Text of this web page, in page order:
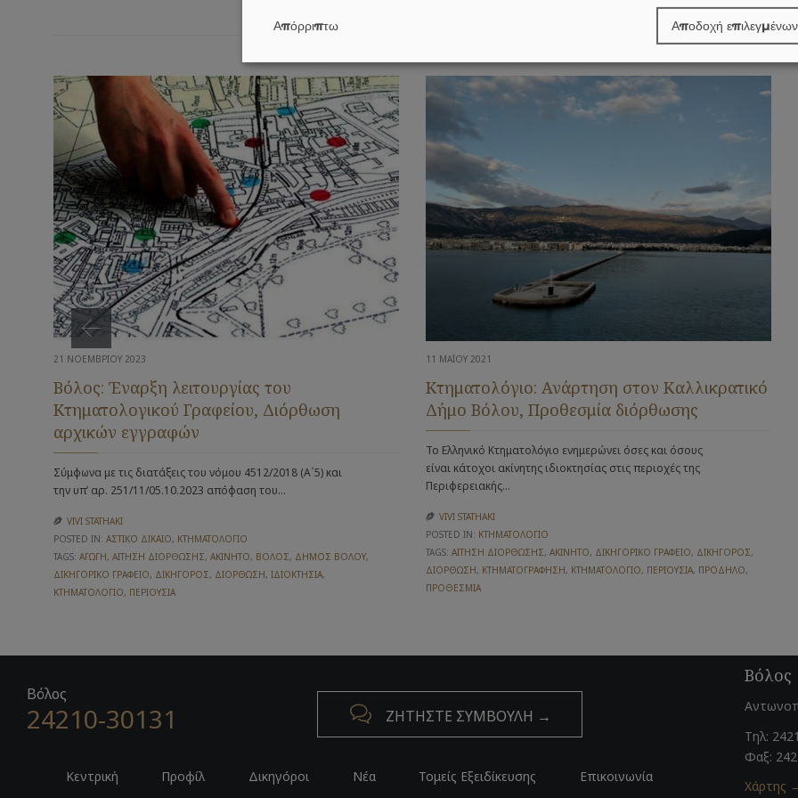
21 ΝΟΕΜΒΡΊΟΥ 2023
Βόλος: Έναρξη λειτουργίας του
Κτηματολογικού Γραφείου, Διόρθωση
αρχικών εγγραφών
Σύμφωνα με τις διατάξεις του νόμου 4512/2018 (Α΄5) και
την υπ’ αρ. 251/11/05.10.2023 απόφαση του…
 VIVI STATHAKI
POSTED IN: ΑΣΤΙΚΌ ΔΊΚΑΙΟ, ΚΤΗΜΑΤΟΛΌΓΙΟ
TAGS: ΑΓΩΓΉ, ΑΊΤΗΣΗ ΔΙΌΡΘΩΣΗΣ, ΑΚΊΝΗΤΟ, ΒΌΛΟΣ, ΔΉΜΟΣ ΒΌΛΟΥ,
ΔΙΚΗΓΟΡΙΚΌ ΓΡΑΦΕΊΟ, ΔΙΚΗΓΌΡΟΣ, ΔΙΌΡΘΩΣΗ, ΙΔΙΟΚΤΗΣΊΑ,
ΚΤΗΜΑΤΟΛΌΓΙΟ, ΠΕΡΙΟΥΣΊΑ
11 ΜΑΪ́ΟΥ 2021
Κτηματολόγιο: Ανάρτηση στον Καλλικρατικό
Δήμο Βόλου, Προθεσμία διόρθωσης
Το Ελληνικό Κτηματολόγιο ενημερώνει όσες και όσους
είναι κάτοχοι ακίνητης ιδιοκτησίας στις περιοχές της
Περιφερειακής…
 VIVI STATHAKI
POSTED IN: ΚΤΗΜΑΤΟΛΌΓΙΟ
TAGS: ΑΊΤΗΣΗ ΔΙΌΡΘΩΣΗΣ, ΑΚΊΝΗΤΟ, ΔΙΚΗΓΟΡΙΚΌ ΓΡΑΦΕΊΟ, ΔΙΚΗΓΌΡΟΣ,
ΔΙΌΡΘΩΣΗ, ΚΤΗΜΑΤΟΓΡΆΦΗΣΗ, ΚΤΗΜΑΤΟΛΌΓΙΟ, ΠΕΡΙΟΥΣΊΑ, ΠΡΌΔΗΛΟ,
ΠΡΟΘΕΣΜΊΑ
Βόλος
24210-30131  ΖΗΤΗΣΤΕ ΣΥΜΒΟΥΛΗ →
Κεντρική Προφίλ Δικηγόροι Νέα Τομείς Eξειδίκευσης Επικοινωνία
Βόλος
Τηλ:
Φαξ:
Χάρτης
Απόρριπτω Αποδοχή επιλεγμένων